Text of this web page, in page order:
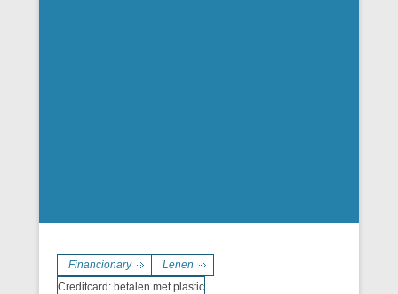
Financionary
Lenen
Creditcard: betalen met plastic